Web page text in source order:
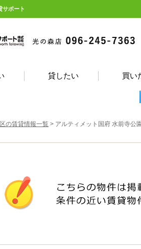
ポート
貸したい 買い
の賃貸情報一覧 > アルティメット国府 水前寺公